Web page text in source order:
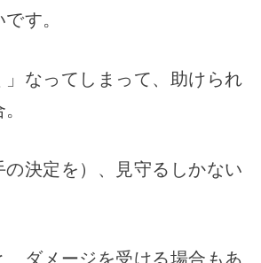
す。
」なってしまって、助けられ
決定を）、見守るしかない
、ダメージを受ける場合もあ